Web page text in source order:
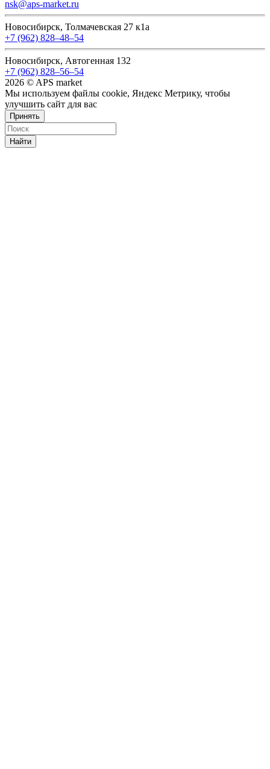
nsk@aps-market.ru
Новосибирск, Толмачевская 27 к1а
+7 (962) 828‒48‒54
Новосибирск, Автогенная 132
+7 (962) 828‒56‒54
2026 © APS market
Мы используем файлы cookie, Яндекс Метрику, чтобы
улучшить сайт для вас
Принять
Найти